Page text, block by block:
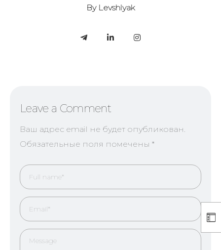
By Levshlyak
Leave a Comment
Ваш адрес email не будет опубликован.
Обязательные поля помечены *